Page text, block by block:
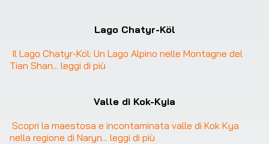
Lago Chatyr-Köl
Il Lago Chatyr-Köl: Un Lago Alpino nelle Montagne del
Tian Shan... leggi di più
Valle di Kok-Kyia
Scopri la maestosa e incontaminata valle di Kok Kya
nella regione di Naryn... leggi di più